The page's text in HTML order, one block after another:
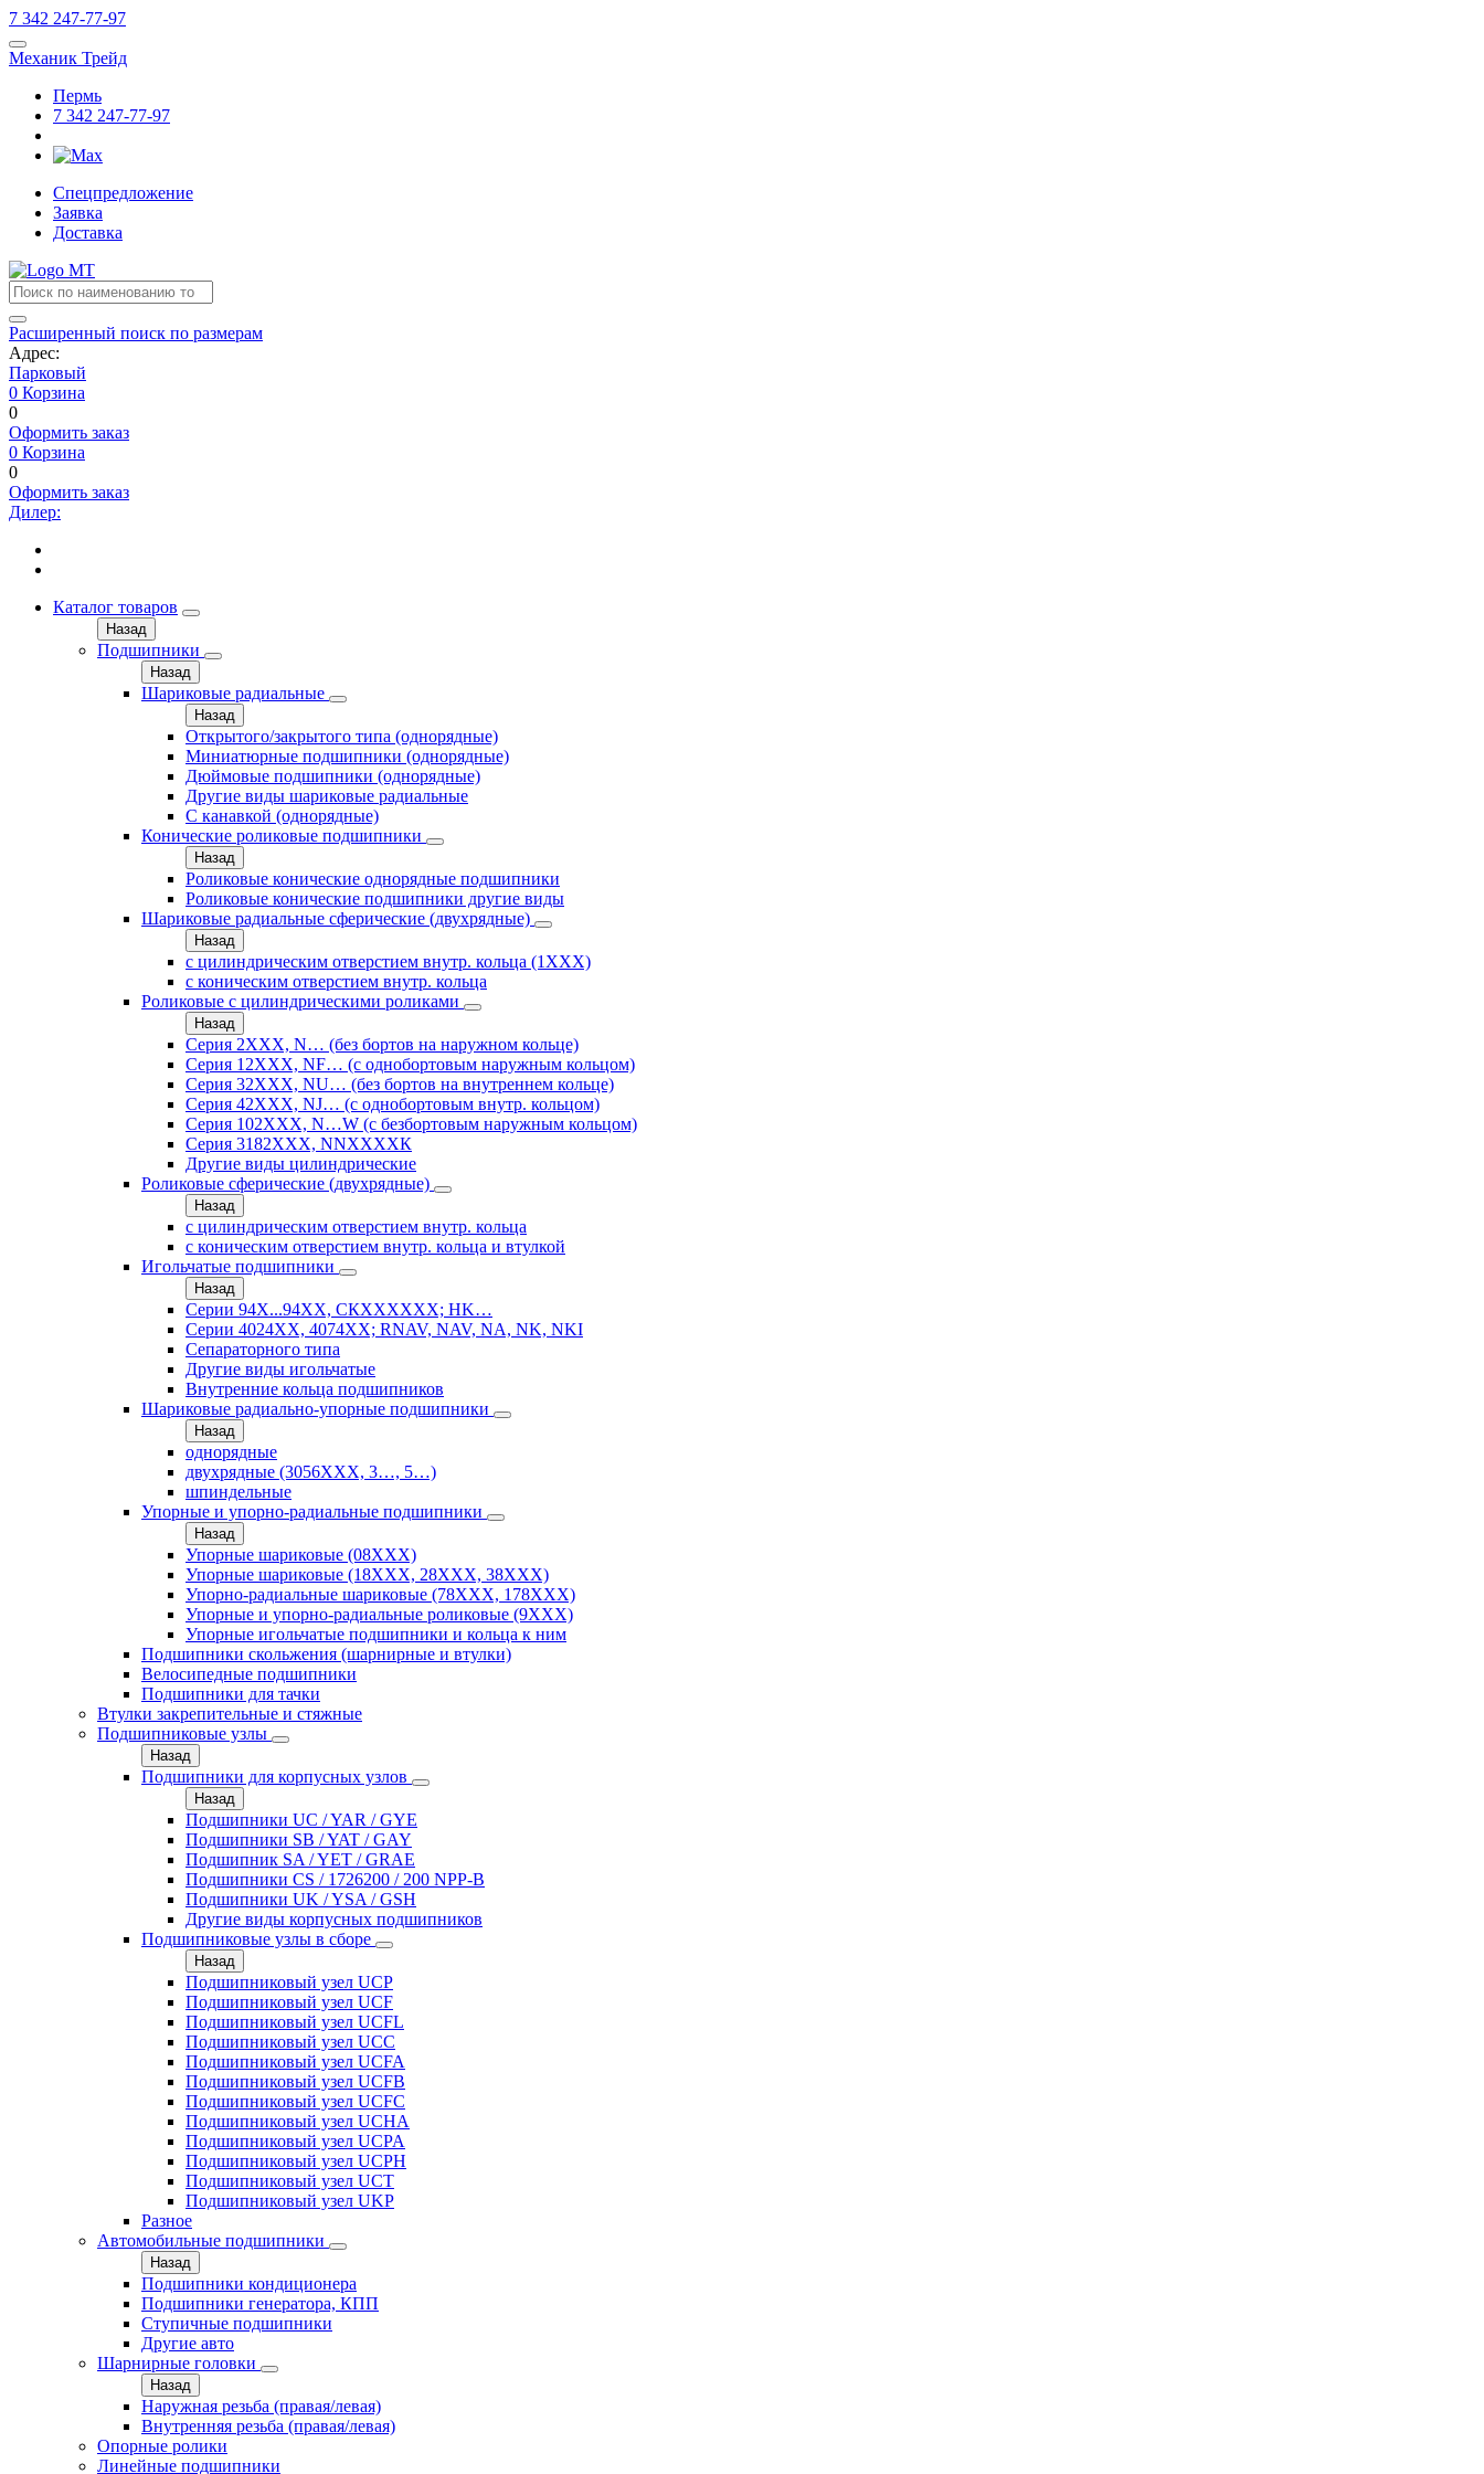
7 342 247-77-97
Механик Трейд
Пермь
7 342 247-77-97
Спецпредложение
Заявка
Доставка
Расширенный поиск по размерам
Адрес:
Парковый
0 Корзина
0
Оформить заказ
0 Корзина
0
Оформить заказ
Дилер:
Каталог товаров
Назад
Подшипники
Назад
Шариковые радиальные
Назад
Открытого/закрытого типа (однорядные)
Миниатюрные подшипники (однорядные)
Дюймовые подшипники (однорядные)
Другие виды шариковые радиальные
С канавкой (однорядные)
Конические роликовые подшипники
Назад
Роликовые конические однорядные подшипники
Роликовые конические подшипники другие виды
Шариковые радиальные сферические (двухрядные)
Назад
с цилиндрическим отверстием внутр. кольца (1ХХХ)
с коническим отверстием внутр. кольца
Роликовые с цилиндрическими роликами
Назад
Серия 2ХХХ, N… (без бортов на наружном кольце)
Серия 12ХХХ, NF… (с однобортовым наружным кольцом)
Серия 32ХХХ, NU… (без бортов на внутреннем кольце)
Серия 42ХХХ, NJ… (с однобортовым внутр. кольцом)
Серия 102ХХХ, N…W (с безбортовым наружным кольцом)
Серия 3182ХХХ, NNХХХХК
Другие виды цилиндрические
Роликовые сферические (двухрядные)
Назад
с цилиндрическим отверстием внутр. кольца
с коническим отверстием внутр. кольца и втулкой
Игольчатые подшипники
Назад
Серии 94Х...94ХХ, СКХХХХХХ; HK…
Серии 4024ХХ, 4074ХХ; RNAV, NAV, NA, NK, NKI
Сепараторного типа
Другие виды игольчатые
Внутренние кольца подшипников
Шариковые радиально-упорные подшипники
Назад
однорядные
двухрядные (3056ХХХ, 3…, 5…)
шпиндельные
Упорные и упорно-радиальные подшипники
Назад
Упорные шариковые (08XXX)
Упорные шариковые (18XXX, 28XXХ, 38ХХХ)
Упорно-радиальные шариковые (78XXX, 178ХХХ)
Упорные и упорно-радиальные роликовые (9ХХХ)
Упорные игольчатые подшипники и кольца к ним
Подшипники скольжения (шарнирные и втулки)
Велосипедные подшипники
Подшипники для тачки
Втулки закрепительные и стяжные
Подшипниковые узлы
Назад
Подшипники для корпусных узлов
Назад
Подшипники UC / YAR / GYE
Подшипники SB / YAT / GAY
Подшипник SA / YET / GRAE
Подшипники CS / 1726200 / 200 NPP-B
Подшипники UK / YSA / GSH
Другие виды корпусных подшипников
Подшипниковые узлы в сборе
Назад
Подшипниковый узел UCP
Подшипниковый узел UCF
Подшипниковый узел UCFL
Подшипниковый узел UCC
Подшипниковый узел UCFA
Подшипниковый узел UCFB
Подшипниковый узел UCFC
Подшипниковый узел UCHA
Подшипниковый узел UCPA
Подшипниковый узел UCPH
Подшипниковый узел UCT
Подшипниковый узел UKP
Разное
Автомобильные подшипники
Назад
Подшипники кондиционера
Подшипники генератора, КПП
Ступичные подшипники
Другие авто
Шарнирные головки
Назад
Наружная резьба (правая/левая)
Внутренняя резьба (правая/левая)
Опорные ролики
Линейные подшипники